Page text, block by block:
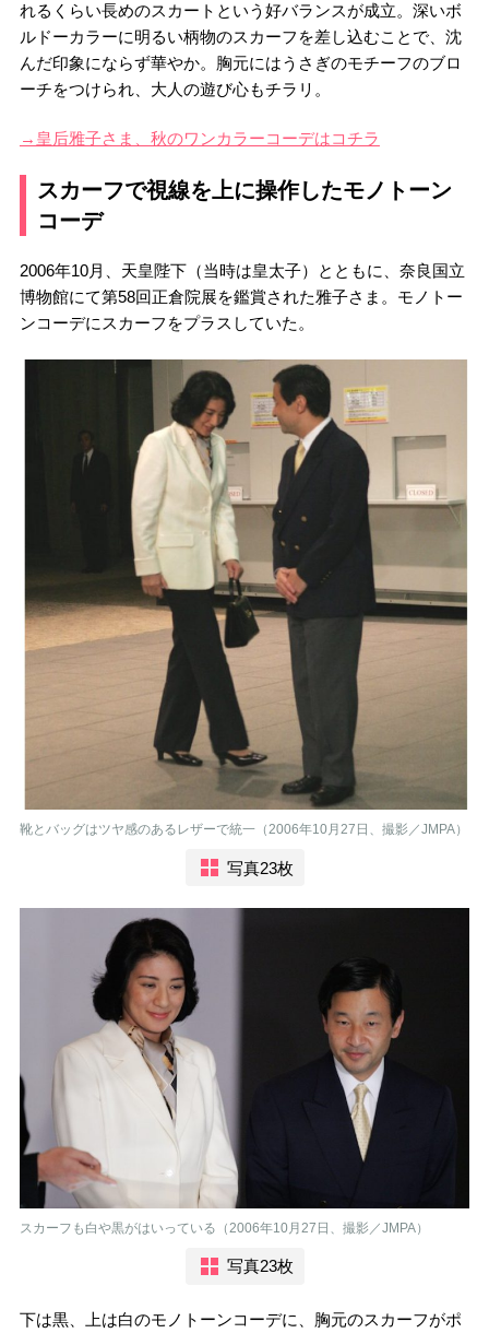
れるくらい長めのスカートという好バランスが成立。深いボ
ルドーカラーに明るい柄物のスカーフを差し込むことで、沈
んだ印象にならず華やか。胸元にはうさぎのモチーフのブロ
ーチをつけられ、大人の遊び心もチラリ。
→皇后雅子さま、秋のワンカラーコーデはコチラ
スカーフで視線を上に操作したモノトーン
コーデ
2006年10月、天皇陛下（当時は皇太子）とともに、奈良国立
博物館にて第58回正倉院展を鑑賞された雅子さま。モノトー
ンコーデにスカーフをプラスしていた。
靴とバッグはツヤ感のあるレザーで統一（2006年10月27日、撮影／JMPA）
写真23枚
スカーフも白や黒がはいっている（2006年10月27日、撮影／JMPA）
写真23枚
下は黒、上は白のモノトーンコーデに、胸元のスカーフがポ